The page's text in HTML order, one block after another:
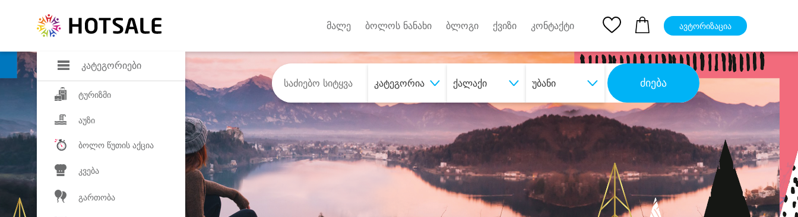
კატეგორიები
ტურიზმი
აუზი
ბოლო წუთის აქცია
კვება
გართობა
მალე ბოლოს ნანახი ბლოგი ქვიზი კონტაქტი ავტორიზაცია
კატეგორია ქალაქი უბანი ძიება
შეიძინესასურველი მომსახურება დიდი დანაზოგით